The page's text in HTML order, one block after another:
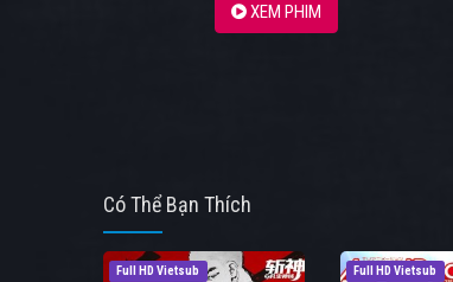
XEM PHIM
Có Thể Bạn Thích
Full HD Vietsub Full HD Vietsub